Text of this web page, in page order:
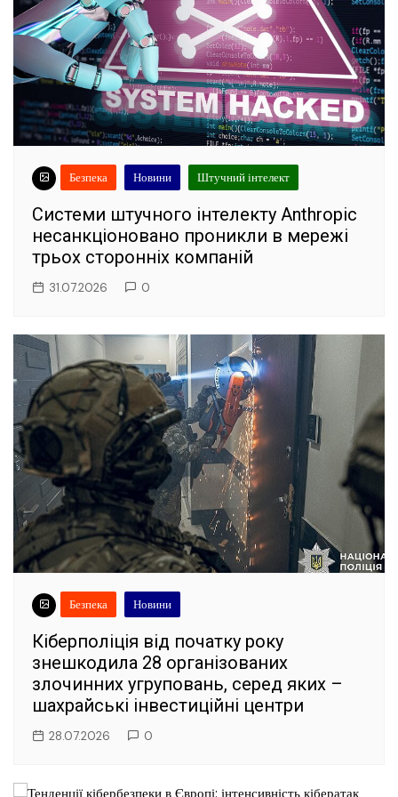
Безпека Новини Штучний інтелект
Системи штучного інтелекту Anthropic
несанкціоновано проникли в мережі
трьох сторонніх компаній
31.07.2026 0
Безпека Новини
Кіберполіція від початку року
знешкодила 28 організованих
злочинних угруповань, серед яких –
шахрайські інвестиційні центри
28.07.2026 0